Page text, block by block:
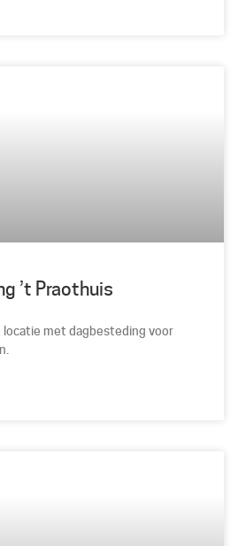
’t Praothuis
locatie met dagbesteding voor